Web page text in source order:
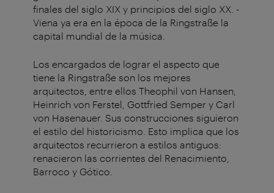
finales del siglo XIX y principios del siglo XX. -
Viena ya era en la época de la Ringstraße la
capital mundial de la música.
Los encargados de lograr el aspecto que
tiene la Ringstraße son los mejores
arquitectos, entre ellos Theophil von Hansen,
Heinrich von Ferstel, Gottfried Semper y Carl
von Hasenauer. Sus construcciones siguieron
el estilo del historicismo. Esto implica que los
arquitectos recurrieron a estilos antiguos:
renacieron las corrientes del Renacimiento,
Barroco y Gótico.